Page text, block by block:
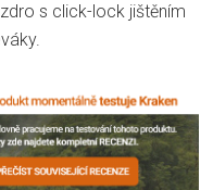
s click-lock jištěním